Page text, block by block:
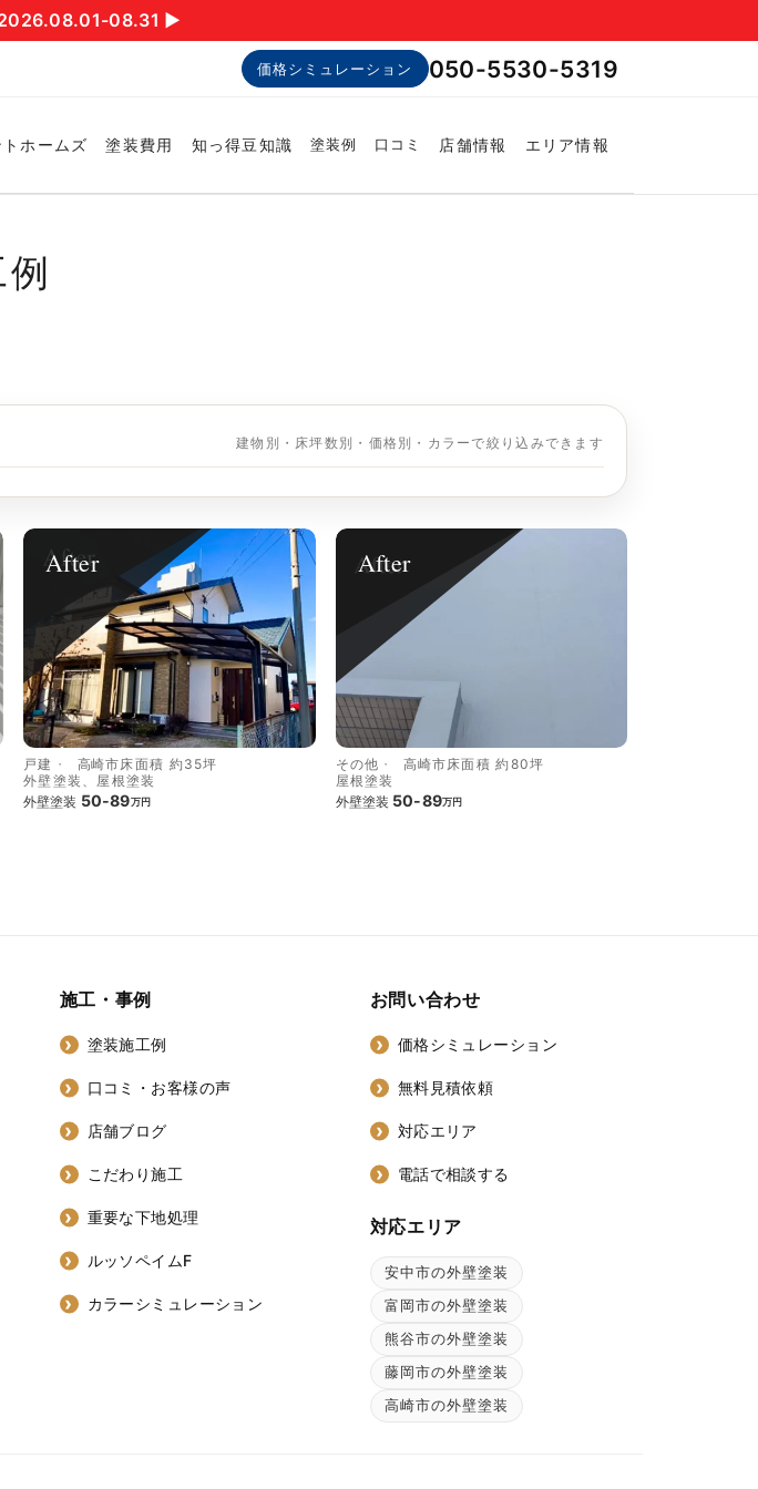
2026.08.01-08.31 ▶︎
価格シミュレーション 050-5530-5319
ホームズ 塗装費用 知っ得豆知識 塗装例 口コミ 店舗情報 エリア情報
建物別・床坪数別・価格別・カラーで絞り込みできます
After
戸建 高崎市床面積 約35坪
外壁塗装、屋根塗装
外壁塗装 50-89万円
After
その他 高崎市床面積 約80坪
屋根塗装
外壁塗装 50-89万円
施工・事例
塗装施工例
口コミ・お客様の声
店舗ブログ
こだわり施工
重要な下地処理
ルッソペイムF
カラーシミュレーション
お問い合わせ
価格シミュレーション
無料見積依頼
対応エリア
電話で相談する
対応エリア
安中市の外壁塗装
富岡市の外壁塗装
熊谷市の外壁塗装
藤岡市の外壁塗装
高崎市の外壁塗装